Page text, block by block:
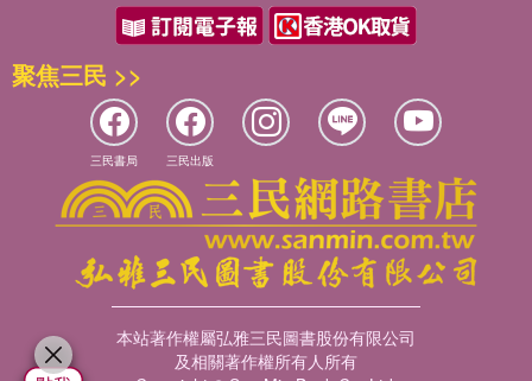
聚焦三民 >>
三民書局 三民出版
本站著作權屬弘雅三民圖書股份有限公司
及相關著作權所有人所有